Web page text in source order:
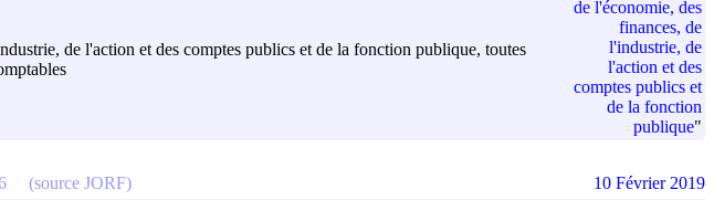
de l'action et des comptes publics et de la fonction publique, toutes
de l'économie, des
finances, de
l'industrie, de
l'action et des
comptes publics et
de la fonction
publique"
(source JORF) 10 Février 2019